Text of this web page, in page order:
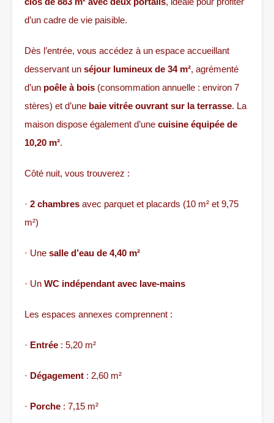
d’un cadre de vie paisible.
Dès l’entrée, vous accédez à un espace accueillant
desservant un séjour lumineux de 34 m², agrémenté
d’un poêle à bois (consommation annuelle : environ 7
stères) et d’une baie vitrée ouvrant sur la terrasse. La
maison dispose également d’une cuisine équipée de
10,20 m².
Côté nuit, vous trouverez :
· 2 chambres avec parquet et placards (10 m² et 9,75
m²)
· Une salle d’eau de 4,40 m²
· Un WC indépendant avec lave-mains
Les espaces annexes comprennent :
· Entrée : 5,20 m²
· Dégagement : 2,60 m²
· Porche : 7,15 m²